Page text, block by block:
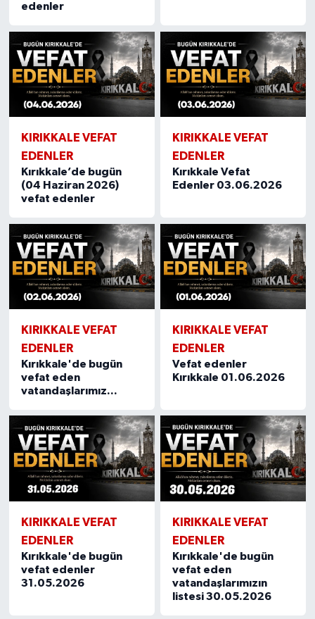
edenler
KIRIKKALE VEFAT
EDENLER
Kırıkkale’de bugün
(04 Haziran 2026)
vefat edenler
KIRIKKALE VEFAT
EDENLER
Kırıkkale Vefat
Edenler 03.06.2026
KIRIKKALE VEFAT
EDENLER
Kırıkkale'de bugün
vefat eden
vatandaşlarımız...
KIRIKKALE VEFAT
EDENLER
Vefat edenler
Kırıkkale 01.06.2026
KIRIKKALE VEFAT
EDENLER
Kırıkkale'de bugün
vefat edenler
31.05.2026
KIRIKKALE VEFAT
EDENLER
Kırıkkale'de bugün
vefat eden
vatandaşlarımızın
listesi 30.05.2026